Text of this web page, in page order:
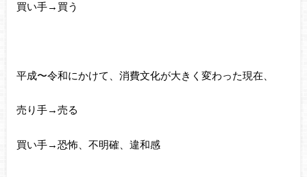
買い手→買う
平成〜令和にかけて、消費文化が大きく変わった現在、
売り手→売る
買い手→恐怖、不明確、違和感